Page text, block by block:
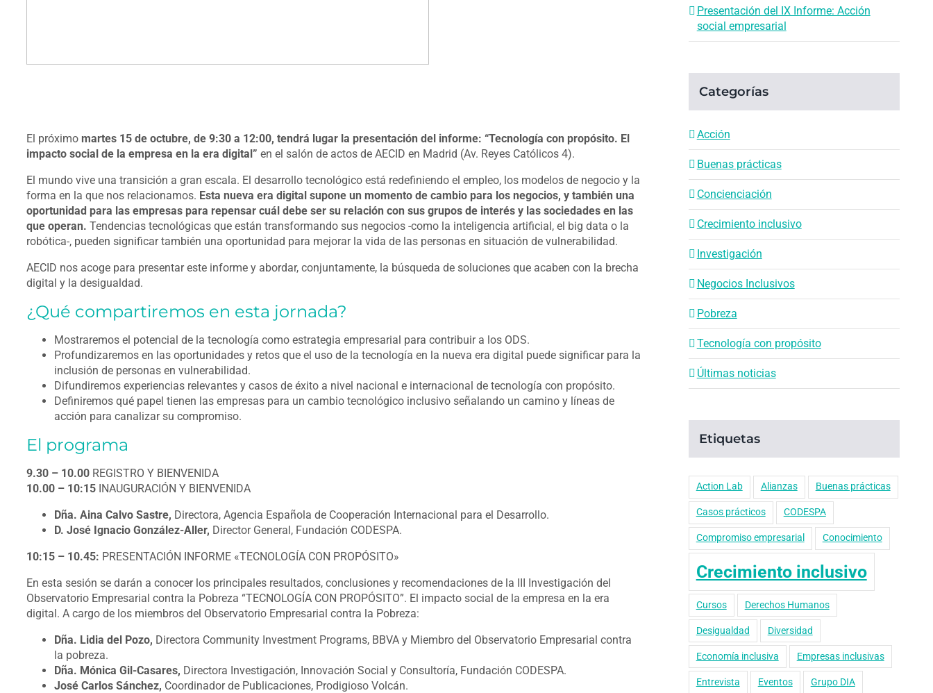
El próximo martes 15 de octubre, de 9:30 a 12:00, tendrá lugar la presentación del informe: “Tecnología con propósito. El
impacto social de la empresa en la era digital” en el salón de actos de AECID en Madrid (Av. Reyes Católicos 4).
El mundo vive una transición a gran escala. El desarrollo tecnológico está redefiniendo el empleo, los modelos de negocio y la
forma en la que nos relacionamos. Esta nueva era digital supone un momento de cambio para los negocios, y también una
oportunidad para las empresas para repensar cuál debe ser su relación con sus grupos de interés y las sociedades en las
que operan. Tendencias tecnológicas que están transformando sus negocios -como la inteligencia artificial, el big data o la
robótica-, pueden significar también una oportunidad para mejorar la vida de las personas en situación de vulnerabilidad.
AECID nos acoge para presentar este informe y abordar, conjuntamente, la búsqueda de soluciones que acaben con la brecha
digital y la desigualdad.
¿Qué compartiremos en esta jornada?
Mostraremos el potencial de la tecnología como estrategia empresarial para contribuir a los ODS.
Profundizaremos en las oportunidades y retos que el uso de la tecnología en la nueva era digital puede significar para la
inclusión de personas en vulnerabilidad.
Difundiremos experiencias relevantes y casos de éxito a nivel nacional e internacional de tecnología con propósito.
Definiremos qué papel tienen las empresas para un cambio tecnológico inclusivo señalando un camino y líneas de
acción para canalizar su compromiso.
El programa
9.30 – 10.00REGISTRO Y BIENVENIDA
10.00 – 10:15INAUGURACIÓN Y BIENVENIDA
Dña. Aina Calvo Sastre, Directora, Agencia Española de Cooperación Internacional para el Desarrollo.
D. José Ignacio González-Aller, Director General, Fundación CODESPA.
10:15 – 10.45: PRESENTACIÓN INFORME «TECNOLOGÍA CON PROPÓSITO»
En esta sesión se darán a conocer los principales resultados, conclusiones y recomendaciones de la III Investigación del
Observatorio Empresarial contra la Pobreza “TECNOLOGÍA CON PROPÓSITO”. El impacto social de la empresa en la era
digital. A cargo de los miembros del Observatorio Empresarial contra la Pobreza:
Dña. Lidia del Pozo, Directora Community Investment Programs, BBVA y Miembro del Observatorio Empresarial contra
la pobreza.
Dña. Mónica Gil-Casares, Directora Investigación, Innovación Social y Consultoría, Fundación CODESPA.
José Carlos Sánchez, Coordinador de Publicaciones, Prodigioso Volcán.
Presentación del IX Informe: Acción
social empresarial
Categorías
Acción
Buenas prácticas
Concienciación
Crecimiento inclusivo
Investigación
Negocios Inclusivos
Pobreza
Tecnología con propósito
Últimas noticias
Etiquetas
Action Lab Alianzas Buenas prácticas
Casos prácticos CODESPA
Compromiso empresarial Conocimiento
Crecimiento inclusivo
Cursos Derechos Humanos
Desigualdad Diversidad
Economía inclusiva Empresas inclusivas
Entrevista Eventos Grupo DIA